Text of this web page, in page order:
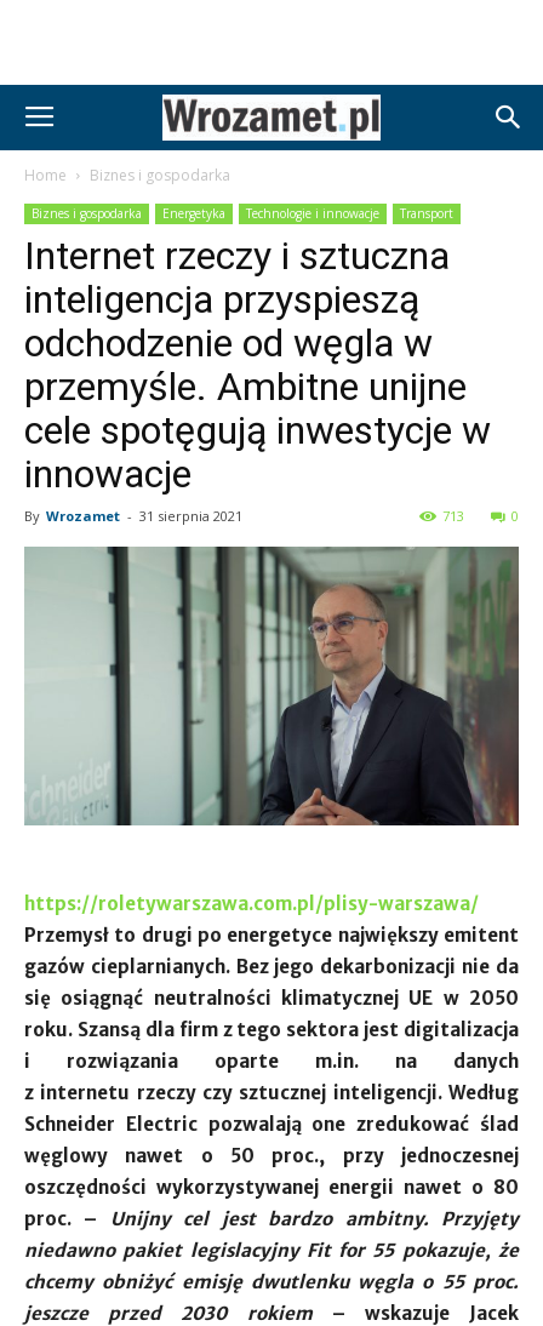
Home Biznes i gospodarka
Biznes i gospodarka Energetyka Technologie i innowacje Transport
Internet rzeczy i sztuczna
inteligencja przyspieszą
odchodzenie od węgla w
przemyśle. Ambitne unijne
cele spotęgują inwestycje w
innowacje
By Wrozamet - 31 sierpnia 2021 0
713
https://roletywarszawa.com.pl/plisy-warszawa/
Przemysł to drugi po energetyce największy emitent
gazów cieplarnianych. Bez jego dekarbonizacji nie da
się osiągnąć neutralności klimatycznej UE w 2050
roku. Szansą dla firm z tego sektora jest digitalizacja
i rozwiązania oparte m.in. na danych
z internetu rzeczy czy sztucznej inteligencji. Według
Schneider Electric pozwalają one zredukować ślad
węglowy nawet o 50 proc., przy jednoczesnej
oszczędności wykorzystywanej energii nawet o 80
proc. – Unijny cel jest bardzo ambitny. Przyjęty
niedawno pakiet legislacyjny Fit for 55 pokazuje, że
chcemy obniżyć emisję dwutlenku węgla o 55 proc.
jeszcze przed 2030 rokiem– wskazuje Jacek